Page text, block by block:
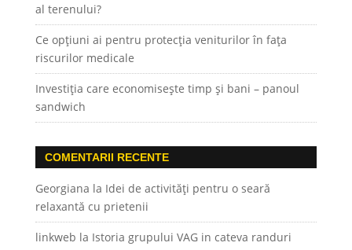
al terenului?
Ce opțiuni ai pentru protecția veniturilor în fața
riscurilor medicale
Investiția care economisește timp și bani – panoul
sandwich
COMENTARII RECENTE
Georgiana la Idei de activități pentru o seară
relaxantă cu prietenii
linkweb la Istoria grupului VAG in cateva randuri